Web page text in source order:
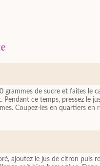
grammes de sucre et faites le
ce temps, pressez le
Coupez-les en quartiers en
ajoutez le jus de citron puis